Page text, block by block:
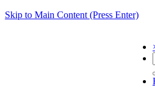
Skip to Main Content (Press Enter)